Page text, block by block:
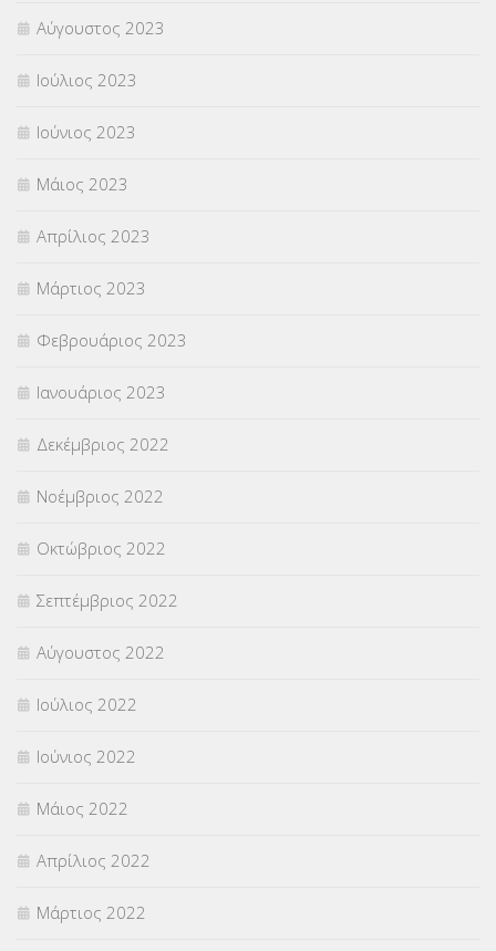
Αύγουστος 2023
Ιούλιος 2023
Ιούνιος 2023
Μάιος 2023
Απρίλιος 2023
Μάρτιος 2023
Φεβρουάριος 2023
Ιανουάριος 2023
Δεκέμβριος 2022
Νοέμβριος 2022
Οκτώβριος 2022
Σεπτέμβριος 2022
Αύγουστος 2022
Ιούλιος 2022
Ιούνιος 2022
Μάιος 2022
Απρίλιος 2022
Μάρτιος 2022